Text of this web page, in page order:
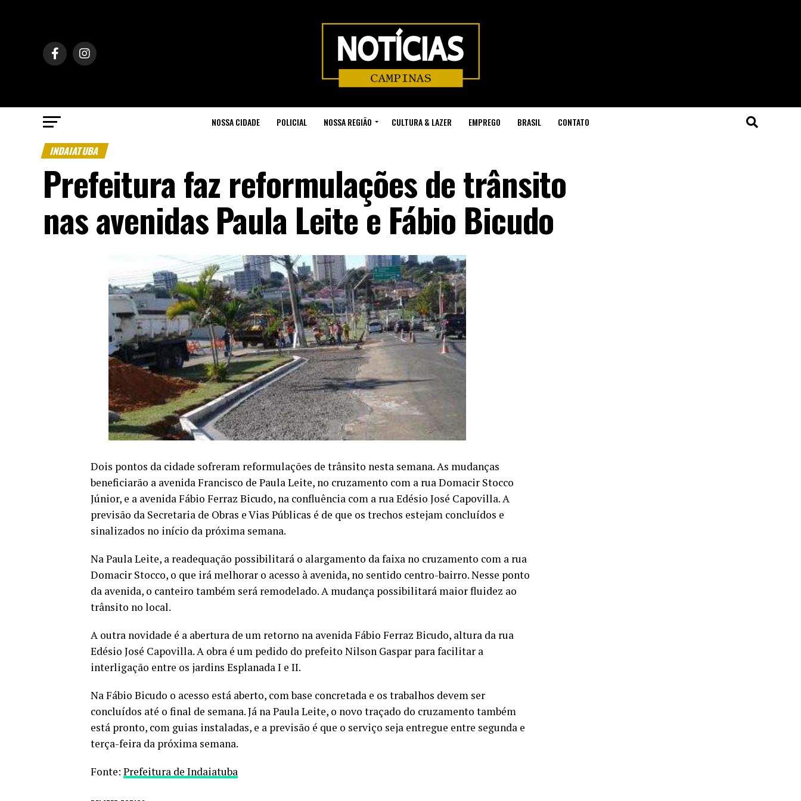
NOSSA CIDADE POLICIAL NOSSA REGIÃO CULTURA & LAZER EMPREGO BRASIL CONTATO
INDAIATUBA
Prefeitura faz reformulações de trânsito
nas avenidas Paula Leite e Fábio Bicudo
Dois pontos da cidade sofreram reformulações de trânsito nesta semana. As mudanças
beneficiarão a avenida Francisco de Paula Leite, no cruzamento com a rua Domacir Stocco
Júnior, e a avenida Fábio Ferraz Bicudo, na confluência com a rua Edésio José Capovilla. A
previsão da Secretaria de Obras e Vias Públicas é de que os trechos estejam concluídos e
sinalizados no início da próxima semana.
Na Paula Leite, a readequação possibilitará o alargamento da faixa no cruzamento com a rua
Domacir Stocco, o que irá melhorar o acesso à avenida, no sentido centro-bairro. Nesse ponto
da avenida, o canteiro também será remodelado. A mudança possibilitará maior fluidez ao
trânsito no local.
A outra novidade é a abertura de um retorno na avenida Fábio Ferraz Bicudo, altura da rua
Edésio José Capovilla. A obra é um pedido do prefeito Nilson Gaspar para facilitar a
interligação entre os jardins Esplanada I e II.
Na Fábio Bicudo o acesso está aberto, com base concretada e os trabalhos devem ser
concluídos até o final de semana. Já na Paula Leite, o novo traçado do cruzamento também
está pronto, com guias instaladas, e a previsão é que o serviço seja entregue entre segunda e
terça-feira da próxima semana.
Fonte: Prefeitura de Indaiatuba